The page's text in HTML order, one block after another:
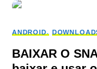
ANDROID
BAIXAR O